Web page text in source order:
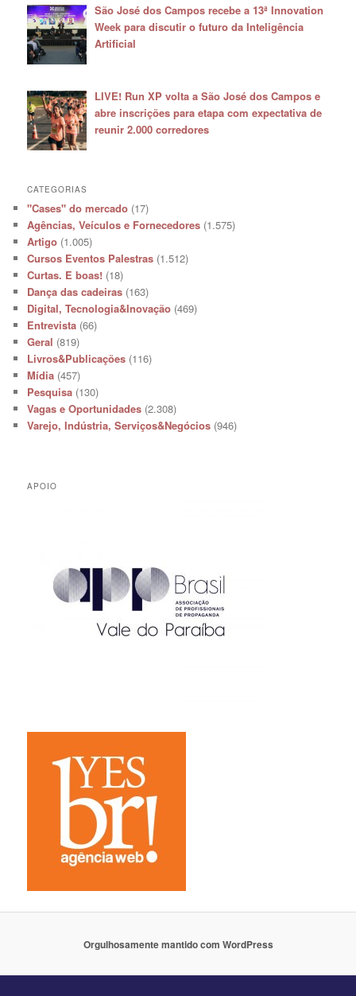
São José dos Campos recebe a 13ª Innovation
Week para discutir o futuro da Inteligência
Artificial
LIVE! Run XP volta a São José dos Campos e
abre inscrições para etapa com expectativa de
reunir 2.000 corredores
CATEGORIAS
"Cases" do mercado (17)
Agências, Veículos e Fornecedores (1.575)
Artigo (1.005)
Cursos Eventos Palestras (1.512)
Curtas. E boas! (18)
Dança das cadeiras (163)
Digital, Tecnologia&Inovação (469)
Entrevista (66)
Geral (819)
Livros&Publicações (116)
Mídia (457)
Pesquisa (130)
Vagas e Oportunidades (2.308)
Varejo, Indústria, Serviços&Negócios (946)
APOIO
Orgulhosamente mantido com WordPress